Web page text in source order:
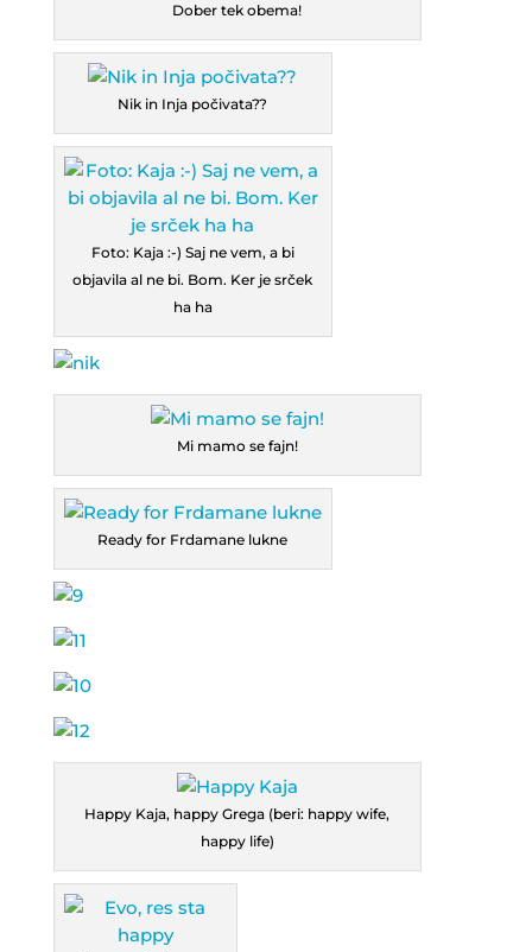
Dober tek obema!
Nik in Inja počivata??
Foto: Kaja :-) Saj ne vem, a bi
objavila al ne bi. Bom. Ker je srček
ha ha
Mi mamo se fajn!
Ready for Frdamane lukne
Happy Kaja, happy Grega (beri: happy wife,
happy life)